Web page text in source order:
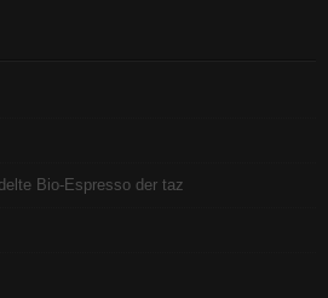
Bio-Espresso der taz